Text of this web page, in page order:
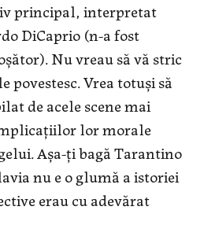
principal, interpretat
DiCaprio (n-a fost
Nu vreau să vă stric
povestesc. Vrea totuși să
de acele scene mai
lor morale
Așa-ți bagă Tarantino
nu e o glumă a istoriei
erau cu adevărat